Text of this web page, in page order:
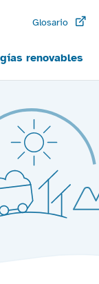
Glosario
renovables